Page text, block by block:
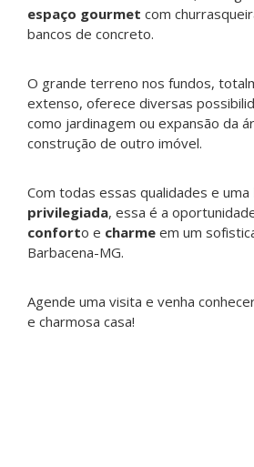
espaço gourmet com
bancos de concreto.
O grande terreno nos fundos,
extenso, oferece diversas
como jardinagem ou expansão da
construção de outro imóvel.
Com todas essas qualidades e uma
privilegiada, essa é a
conforto e charme em um
Barbacena-MG.
Agende uma visita e venha
e charmosa casa!